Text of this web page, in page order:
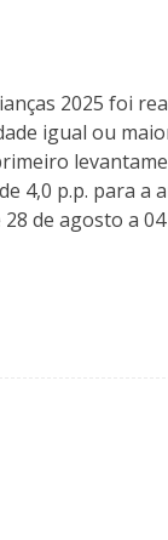
2025 foi
igual ou
4,0 p.p. para
de agosto a